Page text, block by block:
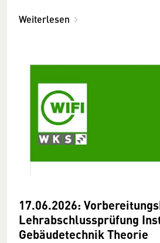
Weiterlesen
17.06.2026:
Lehrabschlussprüfung
Gebäudetechnik Theorie